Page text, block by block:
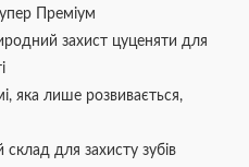
Преміум
захист цуценяти для
яка лише розвивається,
для захисту зубів